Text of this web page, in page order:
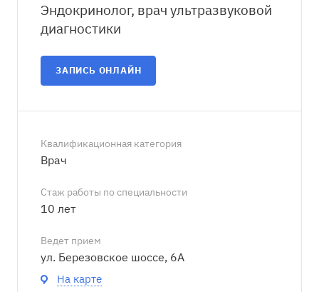
Эндокринолог, врач ультразвуковой
диагностики
ЗАПИСЬ ОНЛАЙН
Квалификационная категория
Врач
Стаж работы по специальности
10 лет
Ведет прием
ул. Березовское шоссе, 6А
На карте